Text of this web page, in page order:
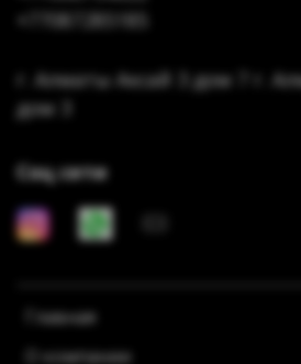
Главная
О компании
+77087285185
г. Алматы Аксай 3 дом 7 г.
дом 3
Соц сети